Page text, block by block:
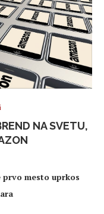
NA SVETU,
mesto uprkos